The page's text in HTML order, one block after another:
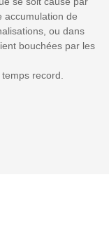
accumulation de
ou dans
bouchées par les
record.